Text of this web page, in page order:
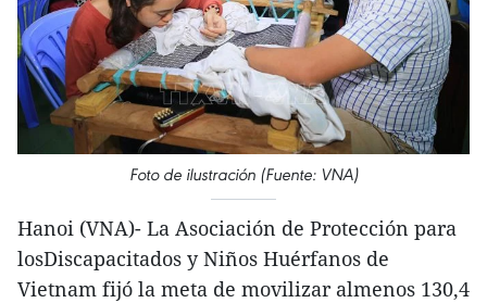
Foto de ilustración (Fuente: VNA)
Hanoi (VNA)- La Asociación de Protección para
losDiscapacitados y Niños Huérfanos de
Vietnam fijó la meta de movilizar almenos 130,4